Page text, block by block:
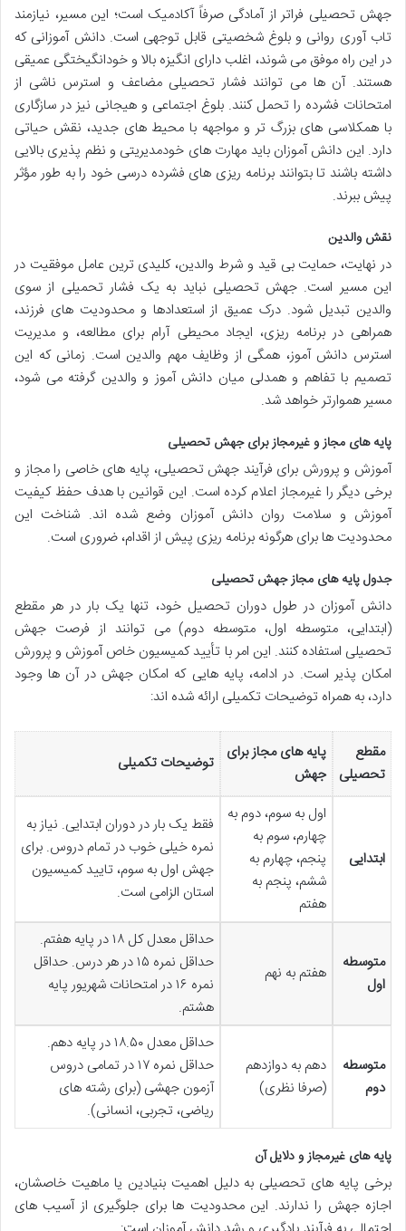
جهش تحصیلی فراتر از آمادگی صرفاً آکادمیک است؛ این مسیر، نیازمند
تاب آوری روانی و بلوغ شخصیتی قابل توجهی است. دانش آموزانی که
در این راه موفق می شوند، اغلب دارای انگیزه بالا و خودانگیختگی عمیقی
هستند. آن ها می توانند فشار تحصیلی مضاعف و استرس ناشی از
امتحانات فشرده را تحمل کنند. بلوغ اجتماعی و هیجانی نیز در سازگاری
با همکلاسی های بزرگ تر و مواجهه با محیط های جدید، نقش حیاتی
دارد. این دانش آموزان باید مهارت های خودمدیریتی و نظم پذیری بالایی
داشته باشند تا بتوانند برنامه ریزی های فشرده درسی خود را به طور مؤثر
پیش ببرند.
نقش والدین
در نهایت، حمایت بی قید و شرط والدین، کلیدی ترین عامل موفقیت در
این مسیر است. جهش تحصیلی نباید به یک فشار تحمیلی از سوی
والدین تبدیل شود. درک عمیق از استعدادها و محدودیت های فرزند،
همراهی در برنامه ریزی، ایجاد محیطی آرام برای مطالعه، و مدیریت
استرس دانش آموز، همگی از وظایف مهم والدین است. زمانی که این
تصمیم با تفاهم و همدلی میان دانش آموز و والدین گرفته می شود،
مسیر هموارتر خواهد شد.
پایه های مجاز و غیرمجاز برای جهش تحصیلی
آموزش و پرورش برای فرآیند جهش تحصیلی، پایه های خاصی را مجاز و
برخی دیگر را غیرمجاز اعلام کرده است. این قوانین با هدف حفظ کیفیت
آموزش و سلامت روان دانش آموزان وضع شده اند. شناخت این
محدودیت ها برای هرگونه برنامه ریزی پیش از اقدام، ضروری است.
جدول پایه های مجاز جهش تحصیلی
دانش آموزان در طول دوران تحصیل خود، تنها یک بار در هر مقطع
(ابتدایی، متوسطه اول، متوسطه دوم) می توانند از فرصت جهش
تحصیلی استفاده کنند. این امر با تأیید کمیسیون خاص آموزش و پرورش
امکان پذیر است. در ادامه، پایه هایی که امکان جهش در آن ها وجود
دارد، به همراه توضیحات تکمیلی ارائه شده اند:
مقطع
تحصیلی
پایه های مجاز برای
جهش
توضیحات تکمیلی
ابتدایی
اول به سوم، دوم به
چهارم، سوم به
پنجم، چهارم به
ششم، پنجم به
هفتم
فقط یک بار در دوران ابتدایی. نیاز به
نمره خیلی خوب در تمام دروس. برای
جهش اول به سوم، تایید کمیسیون
استان الزامی است.
متوسطه
اول
هفتم به نهم
حداقل معدل کل ۱۸ در پایه هفتم.
حداقل نمره ۱۵ در هر درس. حداقل
نمره ۱۶ در امتحانات شهریور پایه
هشتم.
متوسطه
دوم
دهم به دوازدهم
(صرفا نظری)
حداقل معدل ۱۸.۵۰ در پایه دهم.
حداقل نمره ۱۷ در تمامی دروس
آزمون جهشی (برای رشته های
ریاضی، تجربی، انسانی).
پایه های غیرمجاز و دلایل آن
برخی پایه های تحصیلی به دلیل اهمیت بنیادین یا ماهیت خاصشان،
اجازه جهش را ندارند. این محدودیت ها برای جلوگیری از آسیب های